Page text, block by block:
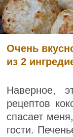
Очень
из 2
Наверное,
рецептов
спасает
гости.